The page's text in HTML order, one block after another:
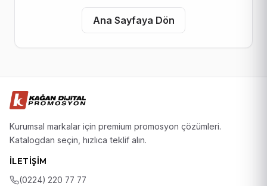
Ana Sayfaya Dön
Kurumsal markalar için premium promosyon çözümleri.
Katalogdan seçin, hızlıca teklif alın.
İLETIŞIM
(0224) 220 77 77